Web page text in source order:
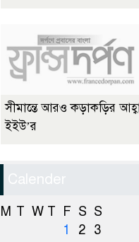
সীমান্তে আরও কড়াকড়ির
ইইউ’র
Calender
M T W T F S S
1
2 3